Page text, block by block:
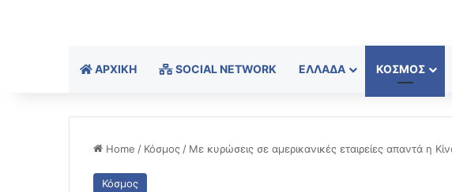
ΑΡΧΙΚΉ SOCIAL NETWORK ΕΛΛΆΔΑ ΚΌΣΜΟΣ
Home / Κόσμος / Με κυρώσεις σε αμερικανικές εταιρείες απαντά η
Κόσμος